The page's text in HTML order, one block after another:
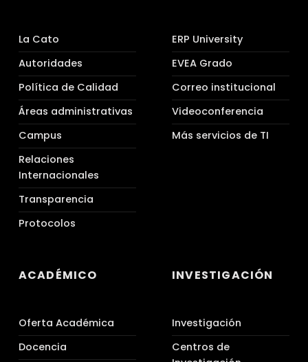
La Cato
Autoridades
Política de Calidad
Áreas administrativas
Campus
Relaciones
Internacionales
Transparencia
Protocolos
ERP University
EVEA Grado
Correo institucional
Videoconferencia
Más servicios de TI
ACADÉMICO
Oferta Académica
Docencia
INVESTIGACIÓN
Investigación
Centros de